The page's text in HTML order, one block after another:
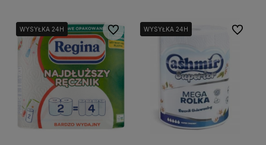
WYSYŁKA 24H
WYSYŁKA 24H Do ulubionychWYSYŁKA 24H
WYSYŁKA 24H Do